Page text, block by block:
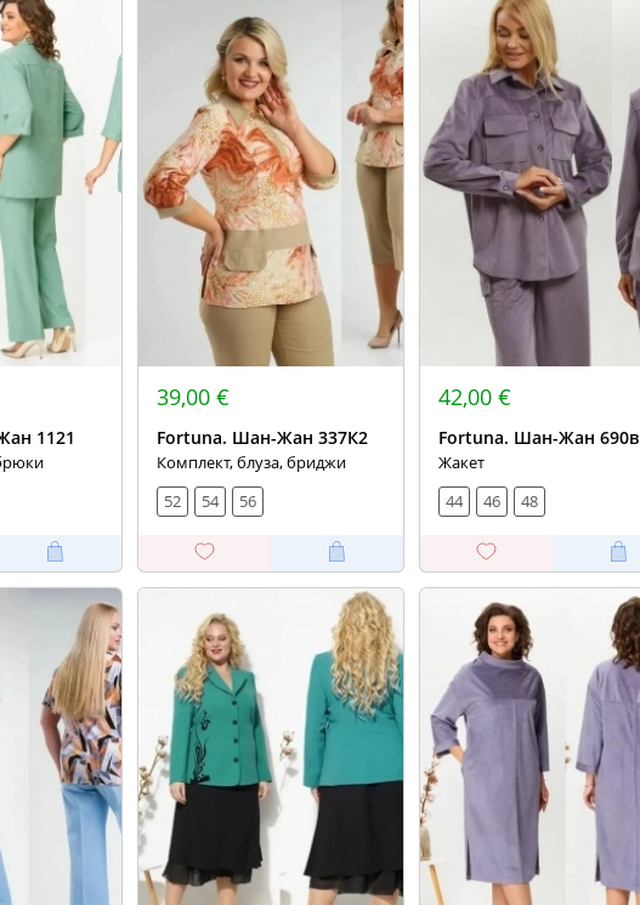
1121
39,00 €
Fortuna. Шан-Жан 337К2
Комплект, блуза, бриджи
52
54 56
42,00 €
Fortuna. Шан-Жан 690в
Жакет
44
46 48